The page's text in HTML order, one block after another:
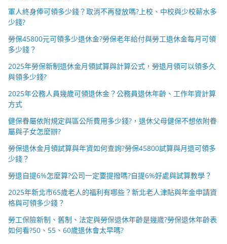
軍人終身俸可領多少錢？取消不再發放嗎?上校、中校與少校薪水多
少錢?
勞保45800元可領多少退休金?勞保老年給付與勞工退休金每月可領
多少錢？
2025年勞保新制退休金月領試算與計算公式，勞退月領可以領多久
與領多少錢?
2025年公務人員幾歲可領退休金？公務員退休年齡、工作年資計算
方式
健保眷屬依附規定與區公所費用多少錢?，退休父母健保不想依附眷
屬與子女怎麼辦?
勞保退休金月領試算與年資如何查詢?勞保45800試算與月退可領多
少錢？
勞退自提6%怎麼算?公司一定要提撥嗎?自提6%好處與試算教學？
2025年新北市65歲老人的福利有哪些？新北老人津貼與年金申請資
格與可領多少錢？
勞工保險新制、舊制、法定與勞保退休年齡是幾歲?勞保退休年齡表
如何看?50、55、60歲退休會太早嗎?